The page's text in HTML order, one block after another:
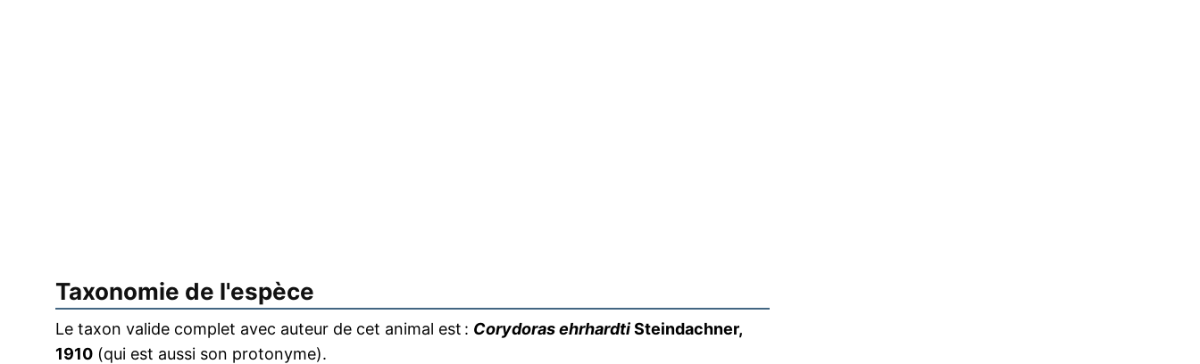
Taxonomie de l'espèce
Le taxon valide complet avec auteur de cet animal est : Corydoras ehrhardtiSteindachner,
1910 (qui est aussi son protonyme).